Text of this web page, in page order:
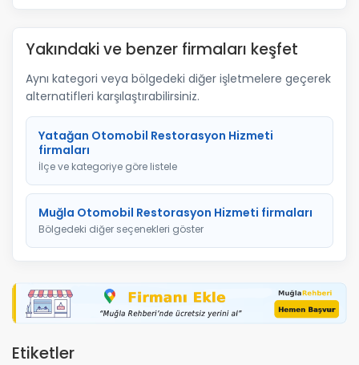
Yakındaki ve benzer firmaları keşfet
Aynı kategori veya bölgedeki diğer işletmelere geçerek
alternatifleri karşılaştırabilirsiniz.
Yatağan Otomobil Restorasyon Hizmeti
firmaları
İlçe ve kategoriye göre listele
Muğla Otomobil Restorasyon Hizmeti firmaları
Bölgedeki diğer seçenekleri göster
Etiketler